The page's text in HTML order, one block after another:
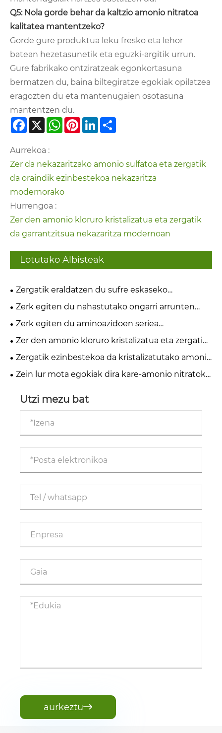
Q5: Nola gorde behar da kaltzio amonio nitratoa
kalitatea mantentzeko?
Gorde gure produktua leku fresko eta lehor
batean hezetasunetik eta eguzki-argitik urrun.
Gure fabrikako ontziratzeak egonkortasuna
bermatzen du, baina biltegiratze egokiak opilatzea
eragozten du eta mantenugaien osotasuna
mantentzen du.
Facebook
X WhatsApp
Pinterest
LinkedIn
Aurrekoa :
Zer da nekazaritzako amonio sulfatoa eta zergatik
da oraindik ezinbestekoa nekazaritza
modernorako
Hurrengoa :
Zer den amonio kloruro kristalizatua eta zergatik
da garrantzitsua nekazaritza modernoan
Lotutako Albisteak
Zergatik eraldatzen du sufre eskaseko
lurzoruaren baldintzatzaileak laboreen
produktibitatea eta lurzoruaren osasuna?
Zerk egiten du nahastutako ongarri arrunten
seriea ezinbestekoa nekazaritza modernorako?
Zerk egiten du aminoazidoen seriea
ezinbestekoa osasun eta industria modernorako?
Zer den amonio kloruro kristalizatua eta zergatik
ezinbestekoa da nekazaritza eta industria
modernorako
Zergatik ezinbestekoa da kristalizatutako amonio
kloruroa nekazaritza eta industria ongarri
modernoetarako
Zein lur mota egokiak dira kare-amonio nitratoko
Utzi mezu bat
aurkeztu